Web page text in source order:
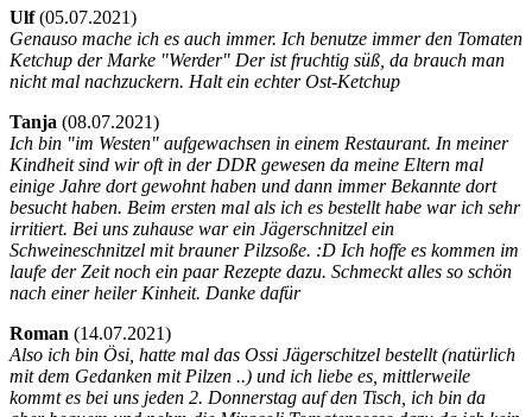
Ulf(05.07.2021)
Genauso mache ich es auch immer. Ich benutze immer den Tomaten
Ketchup der Marke "Werder" Der ist fruchtig süß, da brauch man
nicht mal nachzuckern. Halt ein echter Ost-Ketchup
Tanja (08.07.2021)
Ich bin "im Westen" aufgewachsen in einem Restaurant. In meiner
Kindheit sind wir oft in der DDR gewesen da meine Eltern mal
einige Jahre dort gewohnt haben und dann immer Bekannte dort
besucht haben. Beim ersten mal als ich es bestellt habe war ich sehr
irritiert. Bei uns zuhause war ein Jägerschnitzel ein
Schweineschnitzel mit brauner Pilzsoße. :D Ich hoffe es kommen im
laufe der Zeit noch ein paar Rezepte dazu. Schmeckt alles so schön
nach einer heiler Kinheit. Danke dafür
Roman (14.07.2021)
Also ich bin Ösi, hatte mal das Ossi Jägerschitzel bestellt (natürlich
mit dem Gedanken mit Pilzen ..) und ich liebe es, mittlerweile
kommt es bei uns jeden 2. Donnerstag auf den Tisch, ich bin da